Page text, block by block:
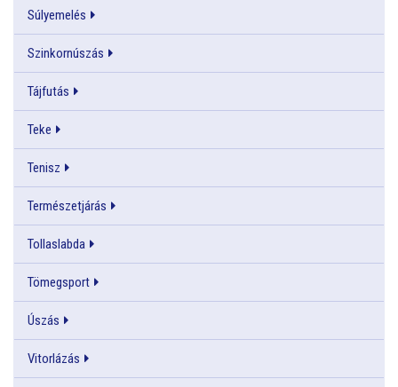
Súlyemelés
Szinkornúszás
Tájfutás
Teke
Tenisz
Természetjárás
Tollaslabda
Tömegsport
Úszás
Vitorlázás